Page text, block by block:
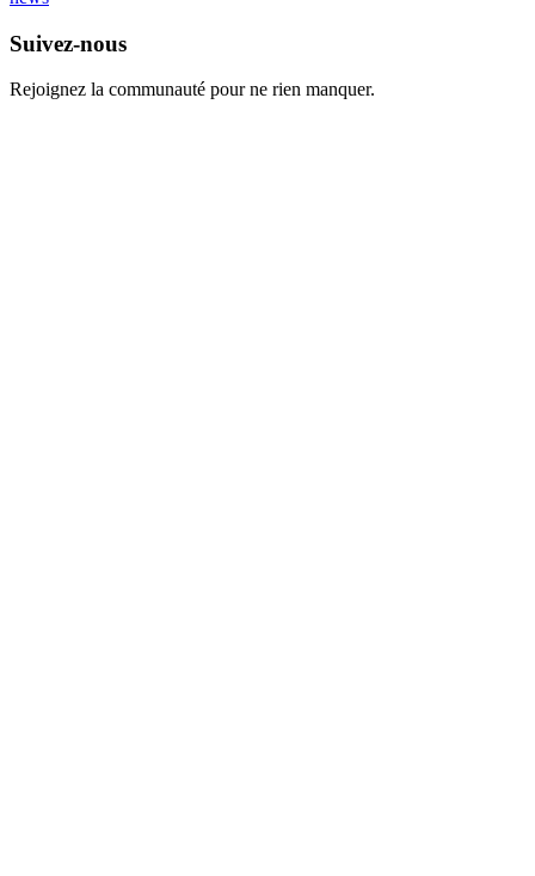
Suivez-nous
Rejoignez la communauté pour ne rien manquer.